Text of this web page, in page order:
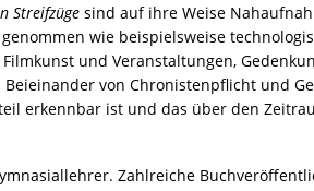
Streifzüge sind auf ihre Weise
wie beispielsweise
und Veranstaltungen,
von Chronistenpflicht und
erkennbar ist und das über den
Zahlreiche